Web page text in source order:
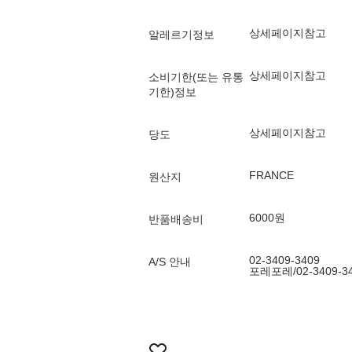
알레르기정보 상세페이지참고
소비기한(또는 유통
기한)정보
상세페이지참고
당도 상세페이지참고
원산지 FRANCE
반품배송비 6000원
A/S 안내
02-3409-3409
포레포레/02-3409-